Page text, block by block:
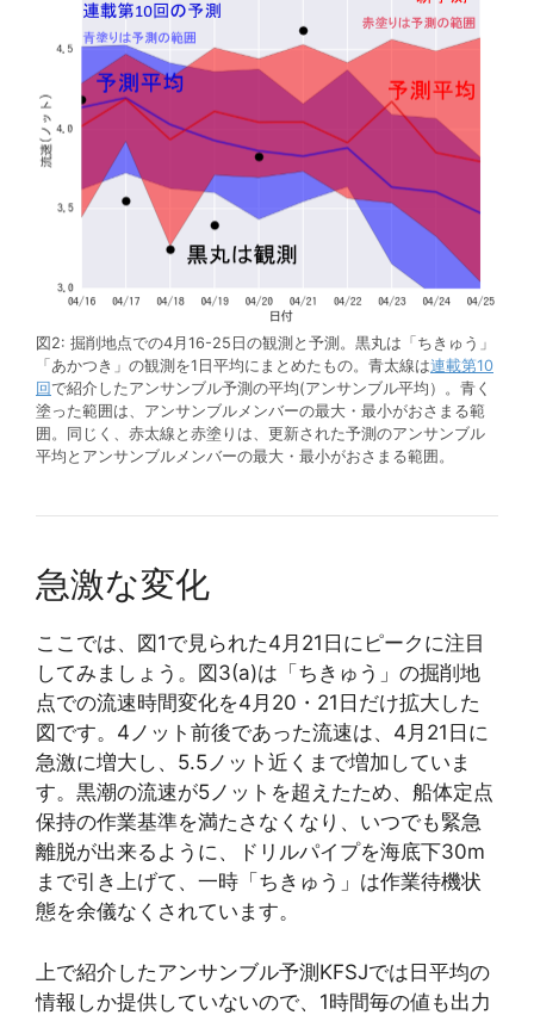
図2: 掘削地点での4月16-25日の観測と予測。黒丸は「ちきゅう」
「あかつき」の観測を1日平均にまとめたもの。青太線は連載第10
回で紹介したアンサンブル予測の平均(アンサンブル平均）。青く
塗った範囲は、アンサンブルメンバーの最大・最小がおさまる範
囲。同じく、赤太線と赤塗りは、更新された予測のアンサンブル
平均とアンサンブルメンバーの最大・最小がおさまる範囲。
急激な変化
ここでは、図1で見られた4月21日にピークに注目
してみましょう。図3(a)は「ちきゅう」の掘削地
点での流速時間変化を4月20・21日だけ拡大した
図です。4ノット前後であった流速は、4月21日に
急激に増大し、5.5ノット近くまで増加していま
す。黒潮の流速が5ノットを超えたため、船体定点
保持の作業基準を満たさなくなり、いつでも緊急
離脱が出来るように、
ドリルパイプを海底下30m
まで引き上げて、一時「ちきゅう」は作業待機状
態を余儀なくされています。
上で紹介したアンサンブル予測KFSJでは日平均の
情報しか提供していないので、1時間毎の値も出力